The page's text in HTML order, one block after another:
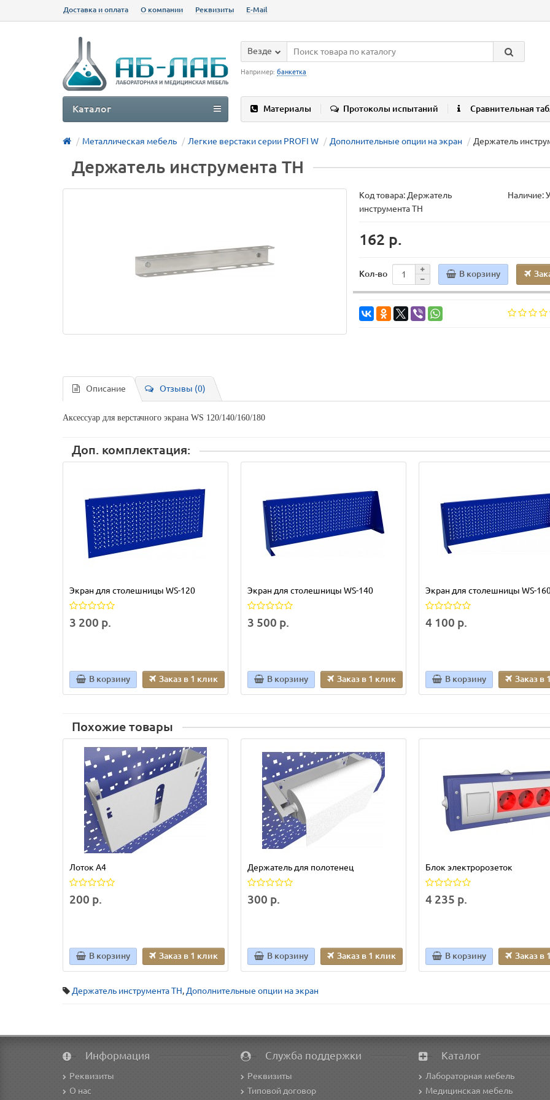
Доставка и оплата О компании Реквизиты E-Mail
Везде
Например: банкетка
Материалы Протоколы испытаний Сравнительная
Каталог
Металлическая мебель Легкие верстаки серии PROFI W Дополнительные опции на экран Держатель
Держатель инструмента TH
Код товара: Держатель
инструмента TH
Наличие:
162 р.
Кол-во В корзину
Описание Отзывы (0)
Аксессуар для верстачного экрана WS 120/140/160/180
Доп. комплектация:
Экран для столешницы WS-120
3 200 р.
В корзину Заказ в 1 клик
Экран для столешницы WS-140
3 500 р.
В корзину Заказ в 1 клик
Экран для столешницы WS-
4 100 р.
В корзину Заказ в
Похожие товары
Лоток А4
200 р.
В корзину Заказ в 1 клик
Держатель для полотенец
300 р.
В корзину Заказ в 1 клик
Блок электророзеток
4 235 р.
В корзину Заказ в
Держатель инструмента TH, Дополнительные опции на экран
Информация
Реквизиты
О нас
Служба поддержки
Реквизиты
Типовой договор
Каталог
Лабораторная мебель
Медицинская мебель